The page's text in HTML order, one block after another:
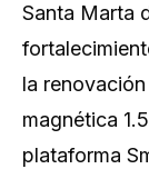
Santa Marta
la
magnética
plataforma